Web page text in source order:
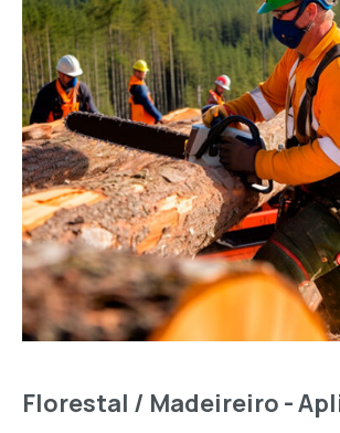
Florestal / Madeireiro -